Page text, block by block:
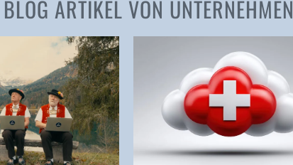
ARTIKEL VON UNTERNEHMEN